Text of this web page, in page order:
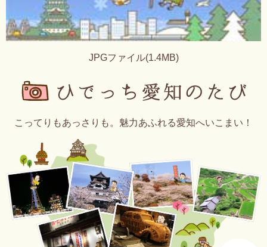
JPGファイル(1.4MB)
こってりもあっさりも。魅力あふれる愛知へいこまい！